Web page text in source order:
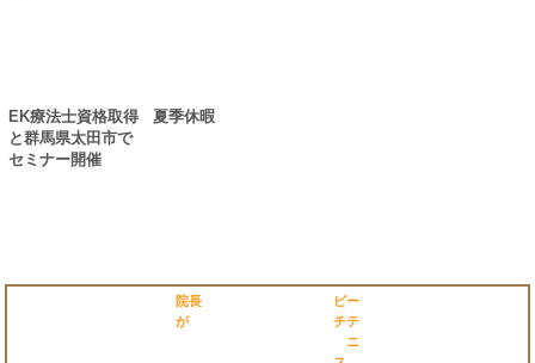
EK療法士資格取得
と群馬県太田市で
セミナー開催
夏季休暇
院長
が
ビー
チテ
ニ